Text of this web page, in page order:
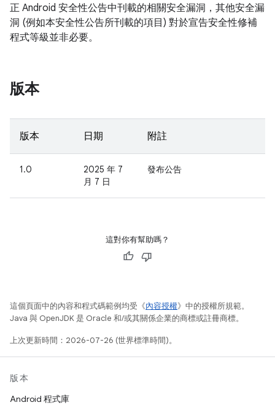
正 Android 安全性公告中刊載的相關安全漏洞，其他安全漏
洞 (例如本安全性公告所刊載的項目) 對於宣告安全性修補
程式等級並非必要。
版本
版本 日期 附註
1.0
2025 年 7
月 7 日
發布公告
這對你有幫助嗎？
這個頁面中的內容和程式碼範例均受《內容授權》中的授權所規範。
Java 與 OpenJDK 是 Oracle 和/或其關係企業的商標或註冊商標。
上次更新時間：2026-07-26 (世界標準時間)。
版本
Android 程式庫